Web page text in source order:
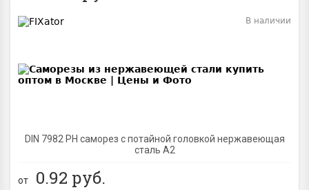
DIN 7982 PH саморез с потайной головкой нержавеющая
сталь A2
В наличии
от 0.92 руб.